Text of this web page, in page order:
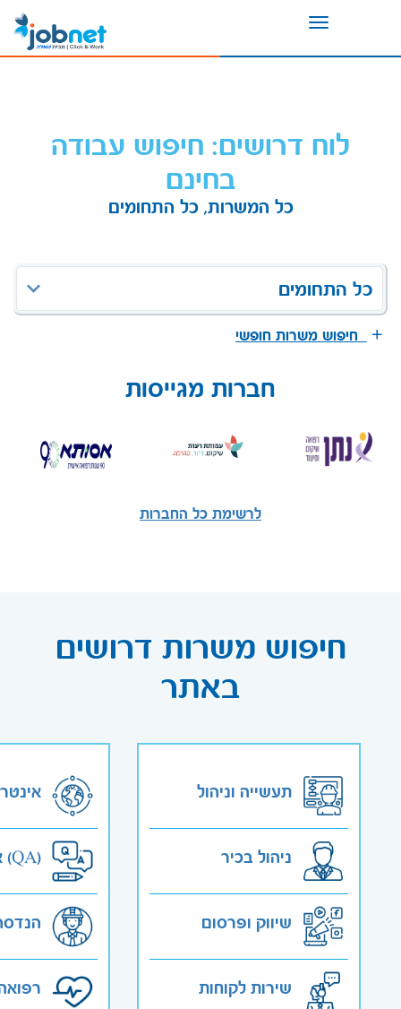
Toggle
לוח דרושים: חיפוש עבודה
בחינם
כל המשרות, כל התחומים
כל התחומים
חיפוש משרות חופשי
חברות מגייסות
לרשימת כל החברות
חיפוש משרות דרושים
באתר
תעשייה וניהול
ניהול בכיר
שיווק ופרסום
שירות לקוחות
אבטחת איכות (QA)